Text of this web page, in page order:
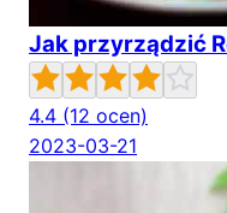
Jak przyrządzić
4.4 (12 ocen)
2023-03-21